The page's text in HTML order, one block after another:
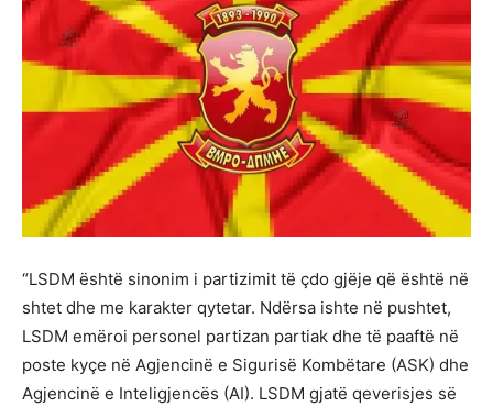
“LSDM është sinonim i partizimit të çdo gjëje që është në
shtet dhe me karakter qytetar. Ndërsa ishte në pushtet,
LSDM emëroi personel partizan partiak dhe të paaftë në
poste kyçe në Agjencinë e Sigurisë Kombëtare (ASK) dhe
Agjencinë e Inteligjencës (AI). LSDM gjatë qeverisjes së